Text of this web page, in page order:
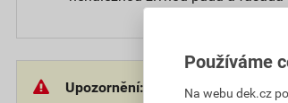
Upozornění:
Používáme
Na webu dek.cz